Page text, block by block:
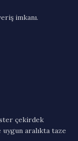
imkanı.
çekirdek
uygun aralıkta taze